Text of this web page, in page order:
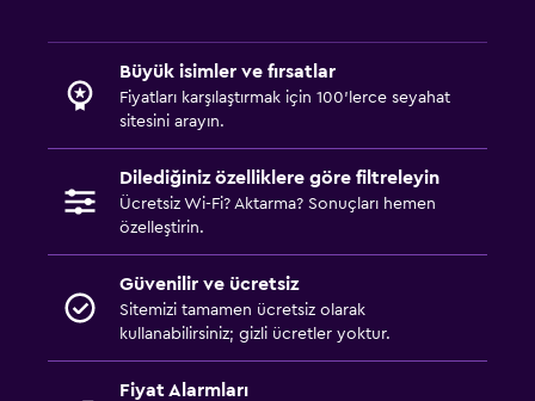
Büyük isimler ve fırsatlar
Fiyatları karşılaştırmak için 100'lerce seyahat
sitesini arayın.
Dilediğiniz özelliklere göre filtreleyin
Ücretsiz Wi-Fi? Aktarma? Sonuçları hemen
özelleştirin.
Güvenilir ve ücretsiz
Sitemizi tamamen ücretsiz olarak
kullanabilirsiniz; gizli ücretler yoktur.
Fiyat Alarmları